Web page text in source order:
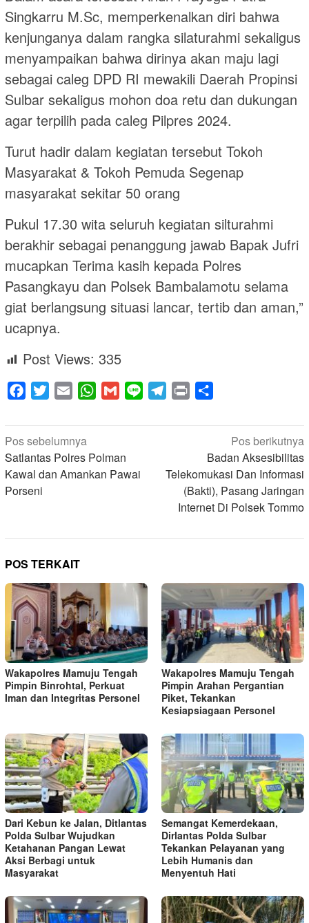
Singkarru M.Sc, memperkenalkan diri bahwa
kenjunganya dalam rangka silaturahmi sekaligus
menyampaikan bahwa dirinya akan maju lagi
sebagai caleg DPD RI mewakili Daerah Propinsi
Sulbar sekaligus mohon doa retu dan dukungan
agar terpilih pada caleg Pilpres 2024.
Turut hadir dalam kegiatan tersebut Tokoh
Masyarakat & Tokoh Pemuda Segenap
masyarakat sekitar 50 orang
Pukul 17.30 wita seluruh kegiatan silturahmi
berakhir sebagai penanggung jawab Bapak Jufri
mucapkan Terima kasih kepada Polres
Pasangkayu dan Polsek Bambalamotu selama
giat berlangsung situasi lancar, tertib dan aman,”
ucapnya.
Post Views: 335
Facebook
Twitter Email WhatsApp
Gmail Line Telegram
Print
Navigasi
pos
Pos sebelumnya
Satlantas Polres Polman
Kawal dan Amankan Pawai
Porseni
Pos berikutnya
Badan Aksesibilitas
Telekomukasi Dan Informasi
(Bakti), Pasang Jaringan
Internet Di Polsek Tommo
POS TERKAIT
Wakapolres Mamuju Tengah
Pimpin Binrohtal, Perkuat
Iman dan Integritas Personel
Wakapolres Mamuju Tengah
Pimpin Arahan Pergantian
Piket, Tekankan
Kesiapsiagaan Personel
Dari Kebun ke Jalan, Ditlantas
Polda Sulbar Wujudkan
Ketahanan Pangan Lewat
Aksi Berbagi untuk
Masyarakat
Semangat Kemerdekaan,
Dirlantas Polda Sulbar
Tekankan Pelayanan yang
Lebih Humanis dan
Menyentuh Hati